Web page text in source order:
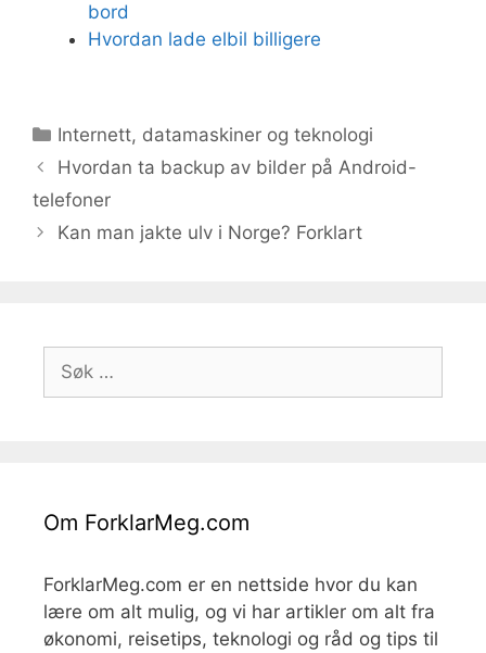
bord
Hvordan lade elbil billigere
Kategorier
Internett, datamaskiner og teknologi
Hvordan ta backup av bilder på Android-
telefoner
Kan man jakte ulv i Norge? Forklart
etter:
Om ForklarMeg.com
ForklarMeg.com er en nettside hvor du kan
lære om alt mulig, og vi har artikler om alt fra
økonomi, reisetips, teknologi og råd og tips til